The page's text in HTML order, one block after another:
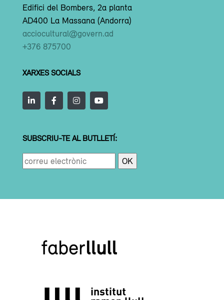
Edifici del Bombers, 2a planta
AD400 La Massana (Andorra)
acciocultural@govern.ad
+376 875700
XARXES SOCIALS
SUBSCRIU-TE AL BUTLLETÍ: